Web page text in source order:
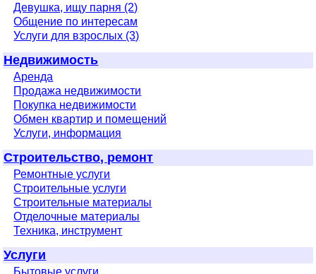
Девушка, ищу парня (2)
Общение по интересам
Услуги для взрослых (3)
Недвижимость
Аренда
Продажа недвижимости
Покупка недвижимости
Обмен квартир и помещений
Услуги, информация
Строительство, ремонт
Ремонтные услуги
Строительные услуги
Строительные материалы
Отделочные материалы
Техника, инструмент
Услуги
Бытовые услуги